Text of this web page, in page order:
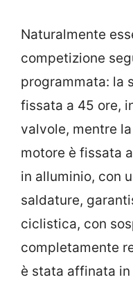
Naturalmente
competizione
programmata: la
fissata a 45 ore,
valvole, mentre
motore è fissata
in alluminio, con
saldature,
ciclistica, con
completamente
è stata affinata in